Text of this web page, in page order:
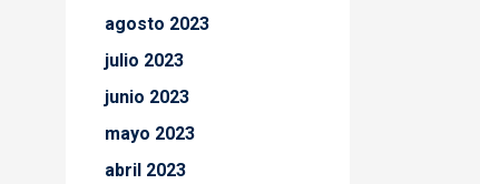
agosto 2023
julio 2023
junio 2023
mayo 2023
abril 2023